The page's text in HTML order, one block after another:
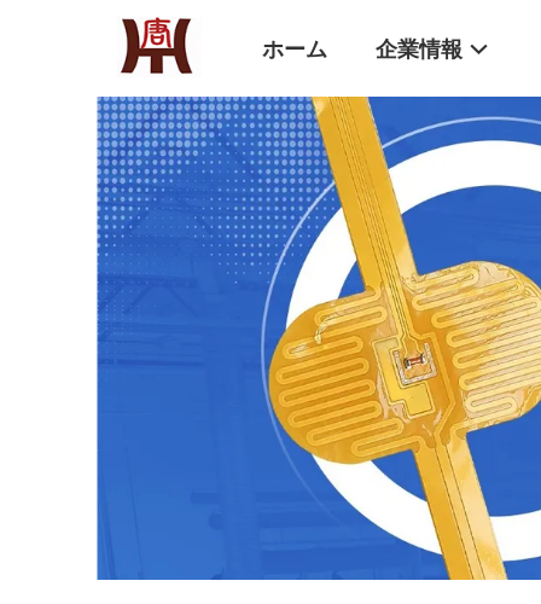
ホーム 企業情報